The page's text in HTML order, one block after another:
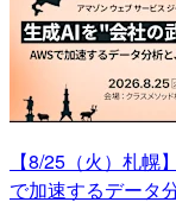
【8/25（火）札幌
で加速するデータ